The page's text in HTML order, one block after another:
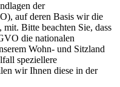
der
auf deren Basis wir die
mit. Bitte beachten Sie, dass
die nationalen
Wohn- und Sitzland
speziellere
wir Ihnen diese in der